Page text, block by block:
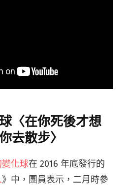
〈在你死後才想
去散步〉
化球在 2016 年底發行的
》中，團員表示，二月時參